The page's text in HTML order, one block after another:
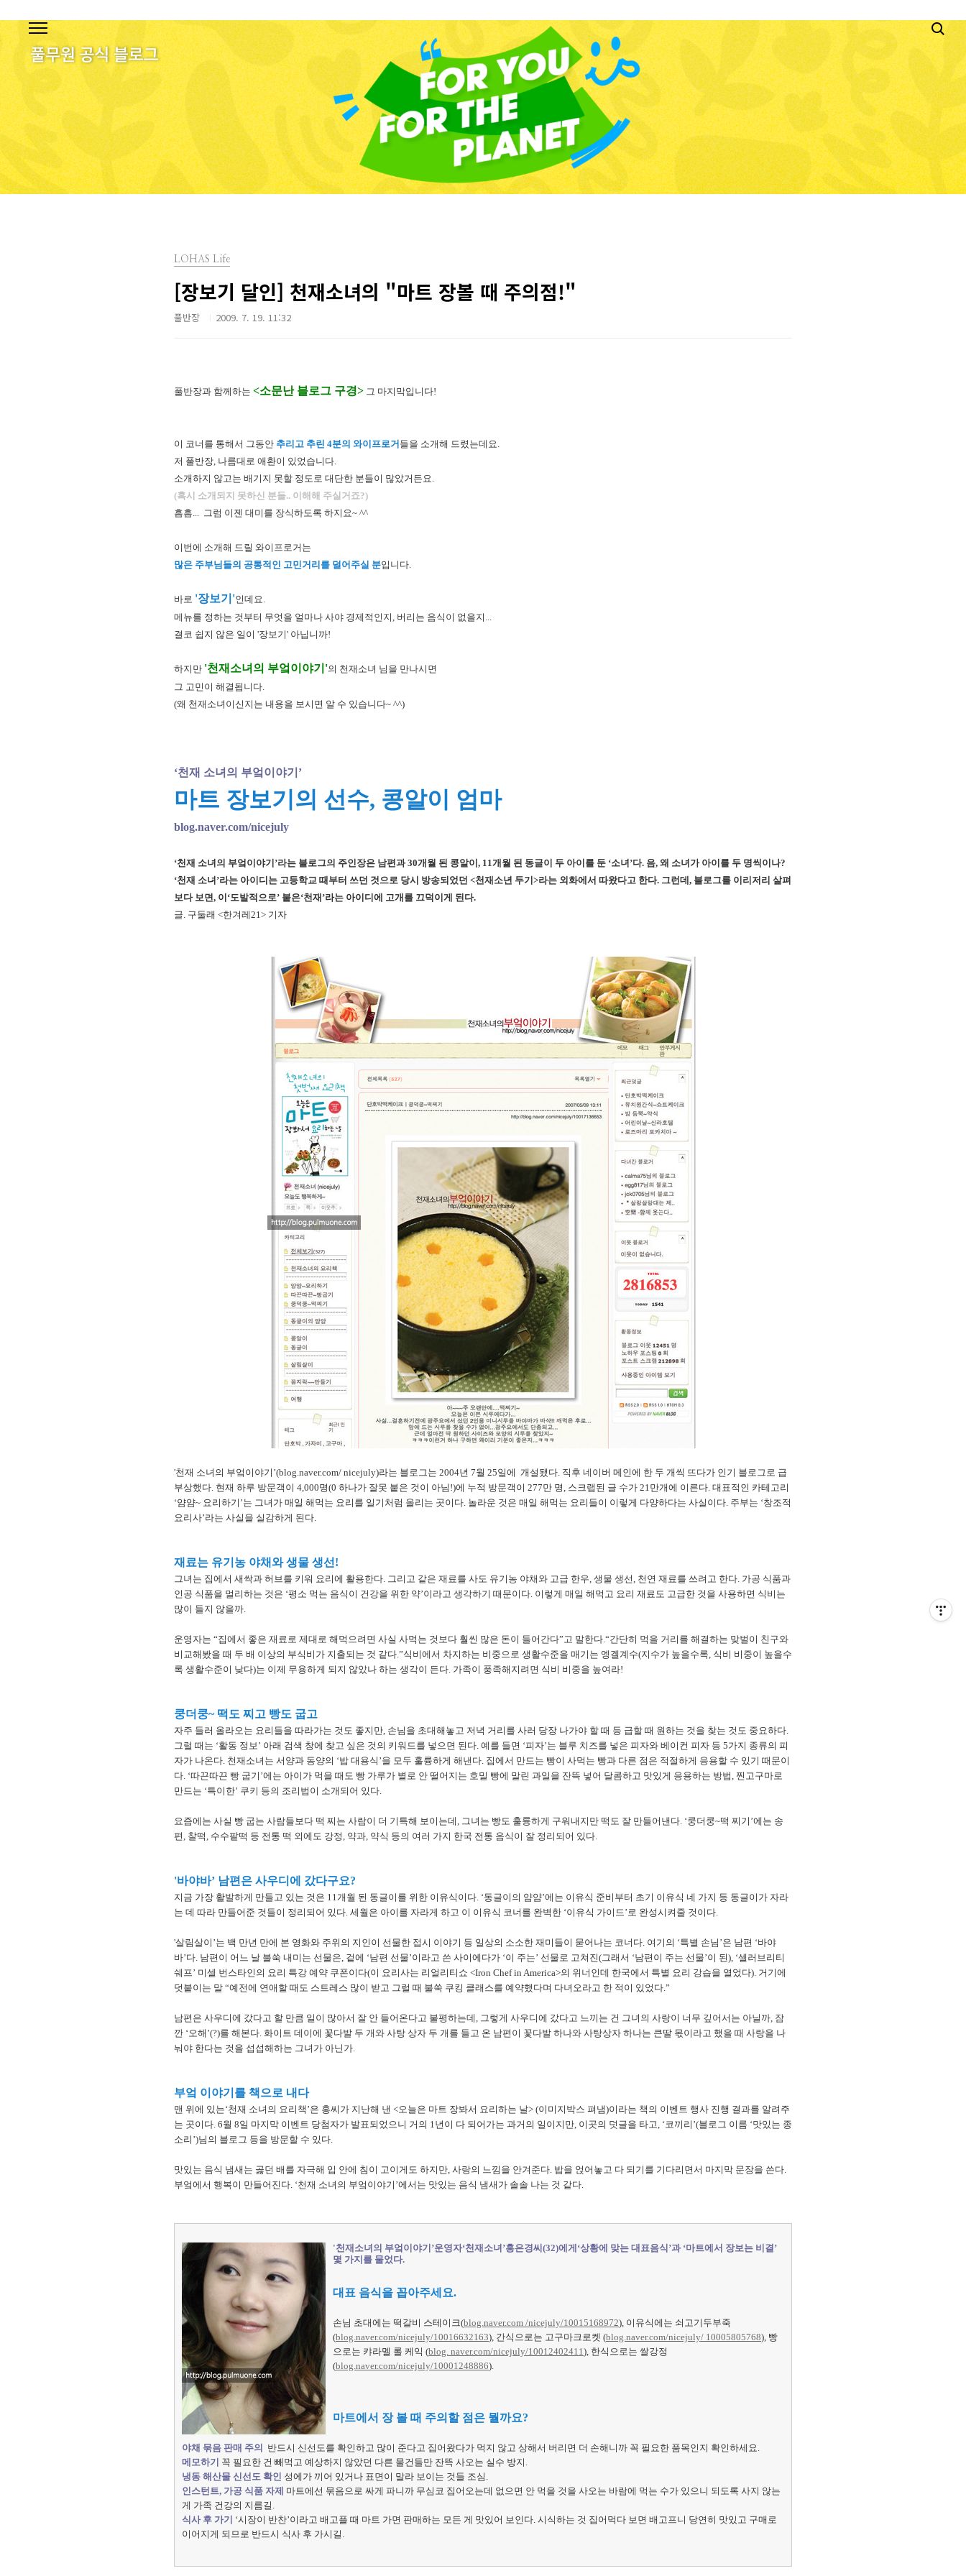
LOHAS Life
[장보기 달인] 천재소녀의 "마트 장볼 때 주의점!"
풀반장 2009. 7. 19. 11:32
풀반장과 함께하는 <소문난 블로그 구경> 그 마지막입니다!
이 코너를 통해서 그동안 추리고 추린 4분의 와이프로거 들을 소개해 드렸는데요.
저 풀반장, 나름대로 애환이 있었습니다.
소개하지 않고는 배기지 못할 정도로 대단한 분들이 많았거든요.
(혹시 소개되지 못하신 분들.. 이해해 주실거죠?)
흠흠... 그럼 이젠 대미를 장식하도록 하지요~ ^^
이번에 소개해 드릴 와이프로거는
많은 주부님들의 공통적인 고민거리를 덜어주실 분입니다.
바로 '장보기'인데요.
메뉴를 정하는 것부터 무엇을 얼마나 사야 경제적인지, 버리는 음식이 없을지...
결코 쉽지 않은 일이 '장보기' 아닙니까!
하지만 '천재소녀의 부엌이야기'의 천재소녀 님을 만나시면
그 고민이 해결됩니다.
(왜 천재소녀이신지는 내용을 보시면 알 수 있습니다~ ^^)
‘천재 소녀의 부엌이야기’
마트 장보기의 선수, 콩알이 엄마
blog.naver.com/nicejuly
‘천재 소녀의 부엌이야기’라는 블로그의 주인장은 남편과 30개월 된 콩알이, 11개월 된 동글이 두 아이를 둔 ‘소녀’다. 음, 왜 소녀가 아이를 두 명씩이나?
‘천재 소녀’라는 아이디는 고등학교 때부터 쓰던 것으로 당시 방송되었던 <천재소년 두기>라는 외화에서 따왔다고 한다. 그런데, 블로그를 이리저리 살펴
보다 보면, 이‘도발적으로’ 붙은‘천재’라는 아이디에 고개를 끄덕이게 된다.
글. 구둘래 <한겨레21> 기자
'천재 소녀의 부엌이야기’(blog.naver.com/ nicejuly)라는 블로그는 2004년 7월 25일에 개설됐다. 직후 네이버 메인에 한 두 개씩 뜨다가 인기 블로그로 급
부상했다. 현재 하루 방문객이 4,000명(0 하나가 잘못 붙은 것이 아님!)에 누적 방문객이 277만 명, 스크랩된 글 수가 21만개에 이른다. 대표적인 카테고리
‘얌얌~ 요리하기’는 그녀가 매일 해먹는 요리를 일기처럼 올리는 곳이다. 놀라운 것은 매일 해먹는 요리들이 이렇게 다양하다는 사실이다. 주부는 ‘창조적
요리사’라는 사실을 실감하게 된다.
재료는 유기농 야채와 생물 생선!
그녀는 집에서 새싹과 허브를 키워 요리에 활용한다. 그리고 같은 재료를 사도 유기농 야채와 고급 한우, 생물 생선, 천연 재료를 쓰려고 한다. 가공 식품과
인공 식품을 멀리하는 것은 ‘평소 먹는 음식이 건강을 위한 약’이라고 생각하기 때문이다. 이렇게 매일 해먹고 요리 재료도 고급한 것을 사용하면 식비는
많이 들지 않을까.
운영자는 “집에서 좋은 재료로 제대로 해먹으려면 사실 사먹는 것보다 훨씬 많은 돈이 들어간다”고 말한다.“간단히 먹을 거리를 해결하는 맞벌이 친구와
비교해봤을 때 두 배 이상의 부식비가 지출되는 것 같다.”식비에서 차지하는 비중으로 생활수준을 매기는 엥겔계수(지수가 높을수록, 식비 비중이 높을수
록 생활수준이 낮다)는 이제 무용하게 되지 않았나 하는 생각이 든다. 가족이 풍족해지려면 식비 비중을 높여라!
쿵더쿵~ 떡도 찌고 빵도 굽고
자주 들러 올라오는 요리들을 따라가는 것도 좋지만, 손님을 초대해놓고 저녁 거리를 사러 당장 나가야 할 때 등 급할 때 원하는 것을 찾는 것도 중요하다.
그럴 때는 ‘활동 정보’ 아래 검색 창에 찾고 싶은 것의 키워드를 넣으면 된다. 예를 들면 ‘피자’는 블루 치즈를 넣은 피자와 베이컨 피자 등 5가지 종류의 피
자가 나온다. 천재소녀는 서양과 동양의 ‘밥 대용식’을 모두 훌륭하게 해낸다. 집에서 만드는 빵이 사먹는 빵과 다른 점은 적절하게 응용할 수 있기 때문이
다. ‘따끈따끈 빵 굽기’에는 아이가 먹을 때도 빵 가루가 별로 안 떨어지는 호밀 빵에 말린 과일을 잔뜩 넣어 달콤하고 맛있게 응용하는 방법, 찐고구마로
만드는 ‘특이한’ 쿠키 등의 조리법이 소개되어 있다.
요즘에는 사실 빵 굽는 사람들보다 떡 찌는 사람이 더 기특해 보이는데, 그녀는 빵도 훌륭하게 구워내지만 떡도 잘 만들어낸다. ‘쿵더쿵~떡 찌기’에는 송
편, 찰떡, 수수팥떡 등 전통 떡 외에도 강정, 약과, 약식 등의 여러 가지 한국 전통 음식이 잘 정리되어 있다.
'바야바’ 남편은 사우디에 갔다구요?
지금 가장 활발하게 만들고 있는 것은 11개월 된 동글이를 위한 이유식이다. ‘동글이의 얌얌’에는 이유식 준비부터 초기 이유식 네 가지 등 동글이가 자라
는 데 따라 만들어준 것들이 정리되어 있다. 세월은 아이를 자라게 하고 이 이유식 코너를 완벽한 ‘이유식 가이드’로 완성시켜줄 것이다.
'살림살이’는 백 만년 만에 본 영화와 주위의 지인이 선물한 접시 이야기 등 일상의 소소한 재미들이 묻어나는 코너다. 여기의 ‘특별 손님’은 남편 ‘바야
바’다. 남편이 어느 날 불쑥 내미는 선물은, 겉에 ‘남편 선물’이라고 쓴 사이에다가 ‘이 주는’ 선물로 고쳐진(그래서 ‘남편이 주는 선물’이 된), ‘셀러브리티
쉐프’ 미셀 번스타인의 요리 특강 예약 쿠폰이다(이 요리사는 리얼리티쇼 <Iron Chef in America>의 위너인데 한국에서 특별 요리 강습을 열었다). 거기에
덧붙이는 말 “예전에 연애할 때도 스트레스 많이 받고 그럴 때 불쑥 쿠킹 클래스를 예약했다며 다녀오라고 한 적이 있었다.”
남편은 사우디에 갔다고 할 만큼 일이 많아서 잘 안 들어온다고 불평하는데, 그렇게 사우디에 갔다고 느끼는 건 그녀의 사랑이 너무 깊어서는 아닐까, 잠
깐 ‘오해’(?)를 해본다. 화이트 데이에 꽃다발 두 개와 사탕 상자 두 개를 들고 온 남편이 꽃다발 하나와 사탕상자 하나는 큰딸 몫이라고 했을 때 사랑을 나
눠야 한다는 것을 섭섭해하는 그녀가 아닌가.
부엌 이야기를 책으로 내다
맨 위에 있는‘천재 소녀의 요리책’은 홍씨가 지난해 낸 <오늘은 마트 장봐서 요리하는 날> (이미지박스 펴냄)이라는 책의 이벤트 행사 진행 결과를 알려주
는 곳이다. 6월 8일 마지막 이벤트 당첨자가 발표되었으니 거의 1년이 다 되어가는 과거의 일이지만, 이곳의 덧글을 타고, ‘코끼리’(블로그 이름 ‘맛있는 종
소리’)님의 블로그 등을 방문할 수 있다.
맛있는 음식 냄새는 곯던 배를 자극해 입 안에 침이 고이게도 하지만, 사랑의 느낌을 안겨준다. 밥을 얹어놓고 다 되기를 기다리면서 마지막 문장을 쓴다.
부엌에서 행복이 만들어진다. ‘천재 소녀의 부엌이야기’에서는 맛있는 음식 냄새가 솔솔 나는 것 같다.
'천재소녀의 부엌이야기’운영자‘천재소녀’홍은경씨(32)에게‘상황에 맞는 대표음식’과 ‘마트에서 장보는 비결’
몇 가지를 물었다.
대표 음식을 꼽아주세요.
손님 초대에는 떡갈비 스테이크(blog.naver.com /nicejuly/10015168972), 이유식에는 쇠고기두부죽
(blog.naver.com/nicejuly/10016632163), 간식으로는 고구마크로켓 (blog.naver.com/nicejuly/ 10005805768), 빵
으로는 캬라멜 롤 케익 (blog. naver.com/nicejuly/10012402411 ), 한식으로는 쌀강정
(blog.naver.com/nicejuly/10001248886).
마트에서 장 볼 때 주의할 점은 뭘까요?
야채 묶음 판매 주의
반드시 신선도를 확인하고 많이 준다고 집어왔다가 먹지 않고 상해서 버리면 더 손해니까 꼭 필요한 품목인지 확인하세요.
메모하기 꼭 필요한 건 빼먹고 예상하지 않았던 다른 물건들만 잔뜩 사오는 실수 방지.
냉동 해산물 신선도 확인 성에가 끼어 있거나 표면이 말라 보이는 것들 조심.
인스턴트, 가공 식품 자제 마트에선 묶음으로 싸게 파니까 무심코 집어오는데 없으면 안 먹을 것을 사오는 바람에 먹는 수가 있으니 되도록 사지 않는
게 가족 건강의 지름길.
식사 후 가기 ‘시장이 반찬’이라고 배고플 때 마트 가면 판매하는 모든 게 맛있어 보인다. 시식하는 것 집어먹다 보면 배고프니 당연히 맛있고 구매로
이어지게 되므로 반드시 식사 후 가시길.